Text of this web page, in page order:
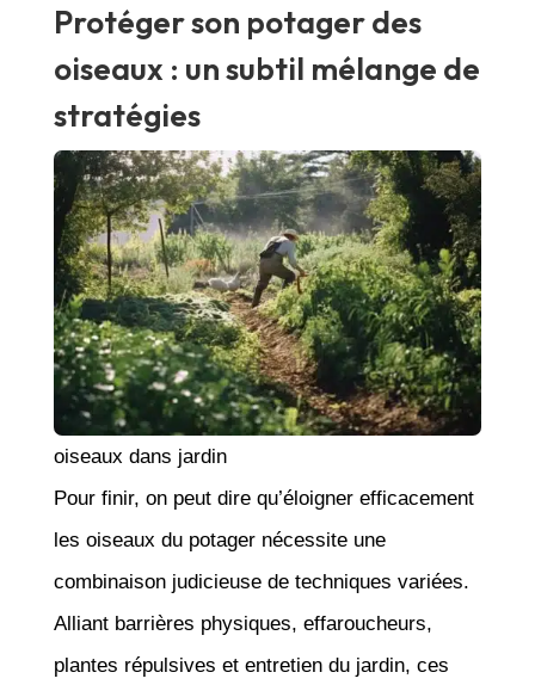
Protéger son potager des
oiseaux : un subtil mélange de
stratégies
oiseaux dans jardin
Pour finir, on peut dire qu’éloigner efficacement
les oiseaux du potager nécessite une
combinaison judicieuse de techniques variées.
Alliant barrières physiques, effaroucheurs,
plantes répulsives et entretien du jardin, ces